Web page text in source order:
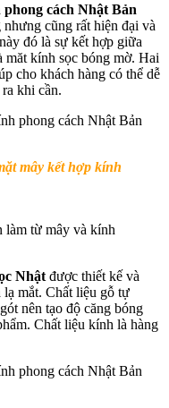
cách Nhật Bản
cũng rất hiện đại và
đó là sự kết hợp giữa
măt kính sọc bóng mờ. Hai
cho khách hàng có thể dễ
khi cần.
mây kết hợp kính
làm từ mây và kính
Nhật được thiết kế và
lạ mắt. Chất liệu gỗ tự
nên tạo độ căng bóng
Chất liệu kính là hàng